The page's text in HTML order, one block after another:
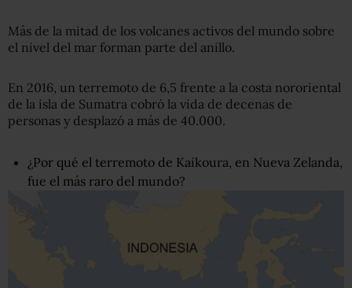
Más de la mitad de los volcanes activos del mundo sobre
el nivel del mar forman parte del anillo.
En 2016, un terremoto de 6,5 frente a la costa nororiental
de la isla de Sumatra cobró la vida de decenas de
personas y desplazó a más de 40.000.
¿Por qué el terremoto de Kaikoura, en Nueva Zelanda,
fue el más raro del mundo?